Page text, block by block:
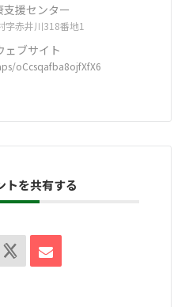
支援センター
字赤井川318番地1
ェブサイト
oCcsqafba8ojfXfX6
トを共有する